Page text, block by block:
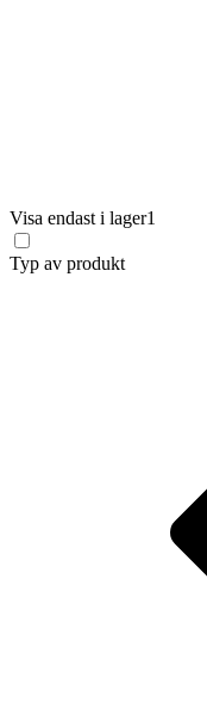
Visa endast i lager1
Typ av produkt